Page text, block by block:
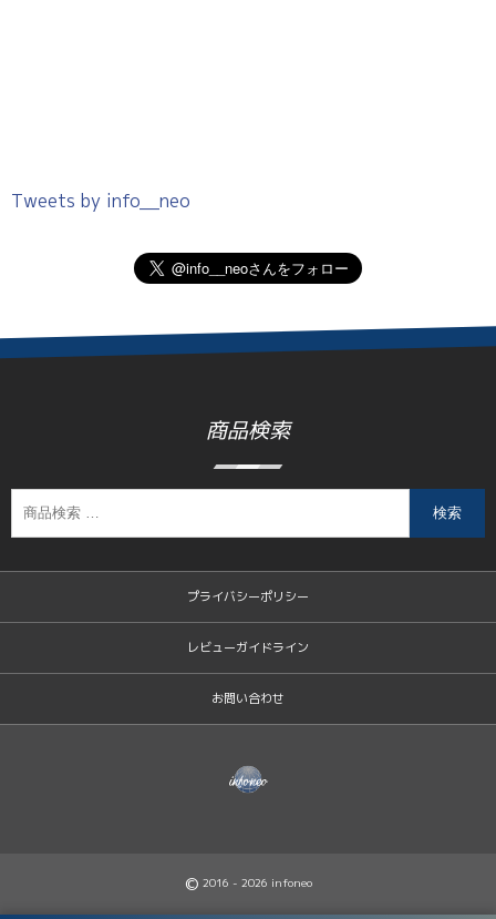
Tweets by info__neo
商品検索
検索
プライバシーポリシー
レビューガイドライン
お問い合わせ
© 2016 - 2026 infoneo